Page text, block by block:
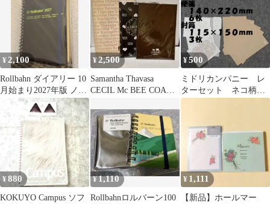
¥2,100
Rollbahn ダイアリー 10
月始まり2027年版 ノー
¥ 2,500
Samantha Thavasa
CECIL Mc BEE COACH
¥500
ミドリカンパニー レ
ターセット ネコ柄
透かし封筒 便箋６
ト
¥880
KOKUYO Campus ソフ
¥1,110
Rollbahnロルバーン100
¥ 1,111
【新品】ホールマー